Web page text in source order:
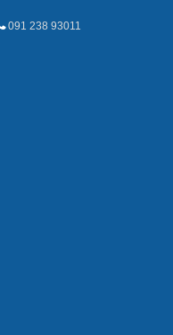
091 238 93011